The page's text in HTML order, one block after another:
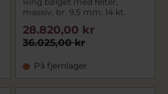
massiv, br. 9,5 mm. 14 kt.
36.025,00 kr
28.820,00 kr
På fjernlager